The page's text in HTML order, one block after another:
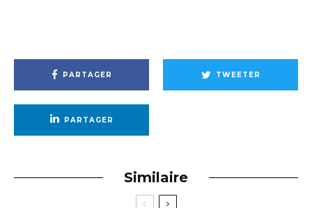
PARTAGER TWEETER
PARTAGER
Similaire